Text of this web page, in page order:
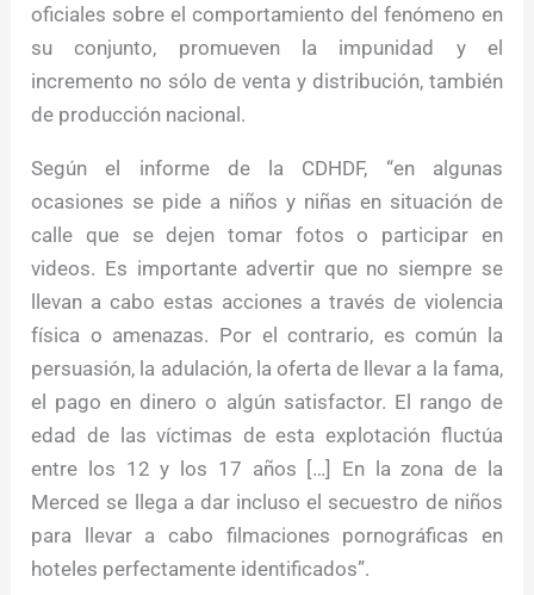
oficiales sobre el comportamiento del fenómeno en
su conjunto, promueven la impunidad y el
incremento no sólo de venta y distribución, también
de producción nacional.
Según el informe de la CDHDF, “en algunas
ocasiones se pide a niños y niñas en situación de
calle que se dejen tomar fotos o participar en
videos. Es importante advertir que no siempre se
llevan a cabo estas acciones a través de violencia
física o amenazas. Por el contrario, es común la
persuasión, la adulación, la oferta de llevar a la fama,
el pago en dinero o algún satisfactor. El rango de
edad de las víctimas de esta explotación fluctúa
entre los 12 y los 17 años […] En la zona de la
Merced se llega a dar incluso el secuestro de niños
para llevar a cabo filmaciones pornográficas en
hoteles perfectamente identificados”.